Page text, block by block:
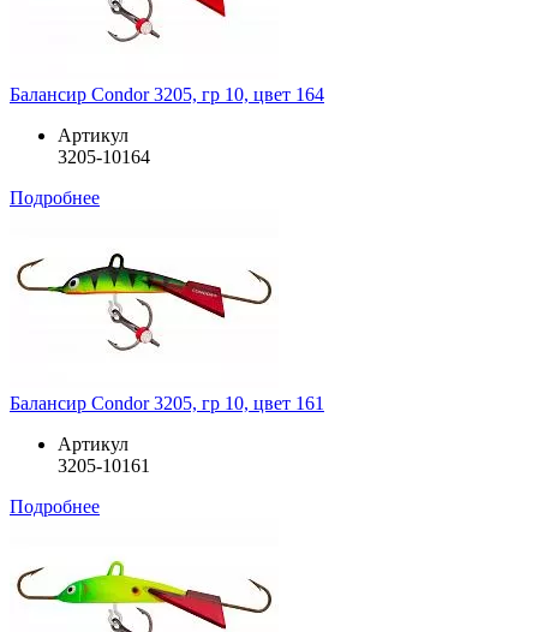
Балансир Condor 3205, гр 10, цвет 164
Артикул
3205-10164
Подробнее
Балансир Condor 3205, гр 10, цвет 161
Артикул
3205-10161
Подробнее